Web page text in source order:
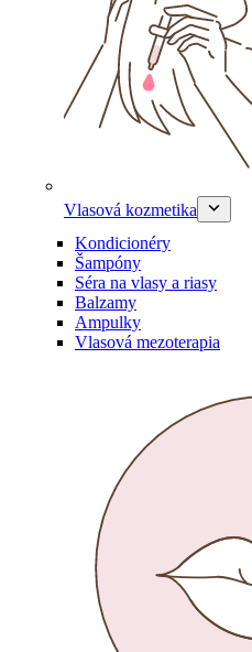
Vlasová kozmetika
Kondicionéry
Šampóny
Séra na vlasy a riasy
Balzamy
Ampulky
Vlasová mezoterapia